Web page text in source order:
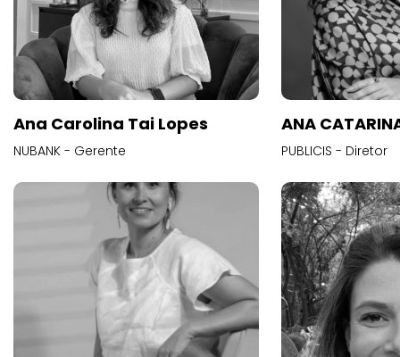
Ana Carolina Tai Lopes
NUBANK - Gerente
ANA
PUBLICIS - Diretor